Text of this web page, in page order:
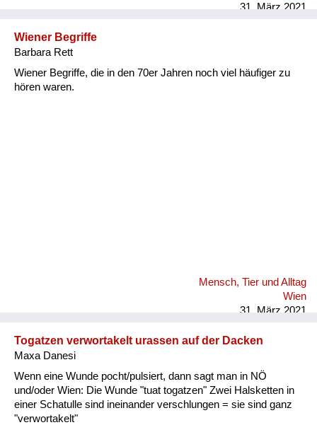
31. März 2021
Wiener Begriffe
Barbara Rett
Wiener Begriffe, die in den 70er Jahren noch viel häufiger zu
hören waren.
Mensch, Tier und Alltag
Wien
31. März 2021
Togatzen verwortakelt urassen auf der Dacken
Maxa Danesi
Wenn eine Wunde pocht/pulsiert, dann sagt man in NÖ
und/oder Wien: Die Wunde "tuat togatzen" Zwei Halsketten in
einer Schatulle sind ineinander verschlungen = sie sind ganz
"verwortakelt"